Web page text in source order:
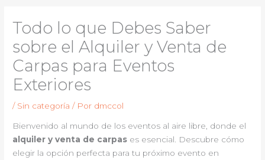
Todo lo que Debes Saber
sobre el Alquiler y Venta de
Carpas para Eventos
Exteriores
/ Sin categoría / Por dmccol
Bienvenido al mundo de los eventos al aire libre, donde el
alquiler y venta de carpas es esencial. Descubre cómo
elegir la opción perfecta para tu próximo evento en